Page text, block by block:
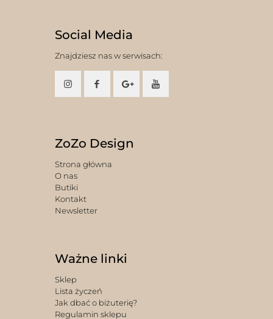
Social Media
Znajdziesz nas w serwisach:
ZoZo Design
Strona główna
O nas
Butiki
Kontakt
Newsletter
Ważne linki
Sklep
Lista życzeń
Jak dbać o biżuterię?
Regulamin sklepu